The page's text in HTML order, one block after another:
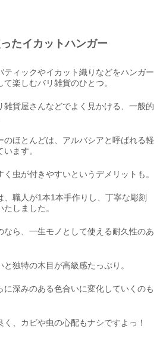
たイカットハンガー
ティックやイカット織りなどをハンガー
楽しむバリ雑貨のひとつ。
雑貨屋さんなどでよく見かける、一般的
のほとんどは、アルバシアと呼ばれる軽
ます。
虫が付きやすいというデメリットも。
、職人が1本1本手作りし、丁寧な彫刻
しました。
なら、一生モノとして使える耐久性のあ
独特の木目が高級感たっぷり。
に深みのある色合いに変化していくのも
、カビや虫の心配もナシですよっ！